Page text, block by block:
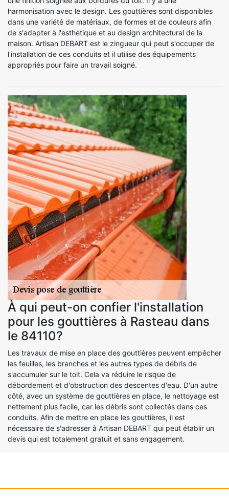
harmonisation avec le design. Les gouttières sont disponibles
dans une variété de matériaux, de formes et de couleurs afin
de s'adapter à l'esthétique et au design architectural de la
maison. Artisan DEBART est le zingueur qui peut s'occuper de
l'installation de ces conduits et il utilise des équipements
appropriés pour faire un travail soigné.
À qui peut-on confier l'installation
pour les gouttières à Rasteau dans
le 84110?
Les travaux de mise en place des gouttières peuvent empêcher
les feuilles, les branches et les autres types de débris de
s'accumuler sur le toit. Cela va réduire le risque de
débordement et d'obstruction des descentes d'eau. D'un autre
côté, avec un système de gouttières en place, le nettoyage est
nettement plus facile, car les débris sont collectés dans ces
conduits. Afin de mettre en place les gouttières, il est
nécessaire de s'adresser à Artisan DEBART qui peut établir un
devis qui est totalement gratuit et sans engagement.